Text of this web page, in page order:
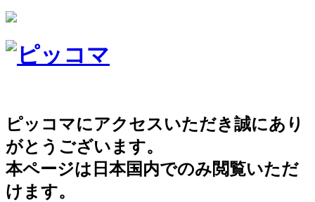
ピッコマにアクセスいただき誠にあり
がとうございます。
本ページは日本国内でのみ閲覧いただ
けます。